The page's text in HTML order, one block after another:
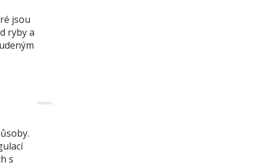
jsou
ryby a
s
Reklama